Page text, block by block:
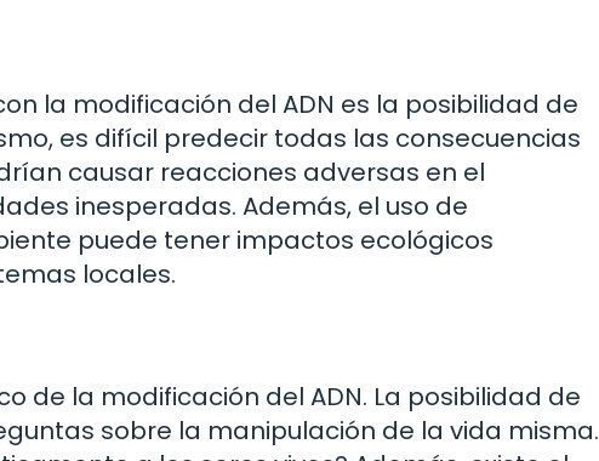
la modificación del ADN es la posibilidad de
es difícil predecir todas las consecuencias
causar reacciones adversas en el
inesperadas. Además, el uso de
puede tener impactos ecológicos
locales.
de la modificación del ADN. La posibilidad de
sobre la manipulación de la vida misma.